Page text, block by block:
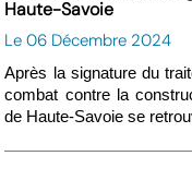
Haute-Savoie
Le 06 Décembre 2024
Après la signature du
combat contre la
de Haute-Savoie se